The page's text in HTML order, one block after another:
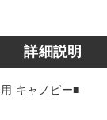
詳細説明
キャノピー■